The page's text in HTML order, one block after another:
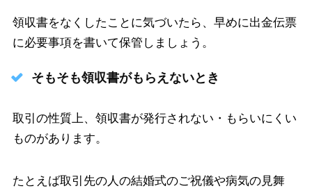
領収書をなくしたことに気づいたら、早めに出金伝票
に必要事項を書いて保管しましょう。
そもそも領収書がもらえないとき
取引の性質上、領収書が発行されない・もらいにくい
ものがあります。
たとえば取引先の人の結婚式のご祝儀や病気の見舞